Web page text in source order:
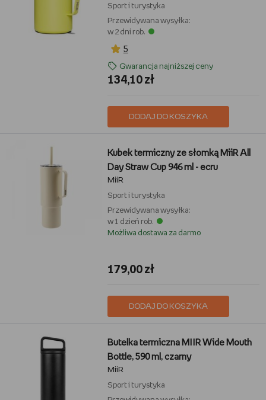
Sport i turystyka
Przewidywana wysyłka:
w 2 dni rob.
5
Gwarancja najniższej ceny
134,10 zł
DODAJ DO KOSZYKA
Kubek termiczny ze słomką MiiR All
Day Straw Cup 946 ml - ecru
MiiR
Sport i turystyka
Przewidywana wysyłka:
w 1 dzień rob.
Możliwa dostawa za darmo
179,00 zł
DODAJ DO KOSZYKA
Butelka termiczna MIIR Wide Mouth
Bottle, 590 ml, czarny
MiiR
Sport i turystyka